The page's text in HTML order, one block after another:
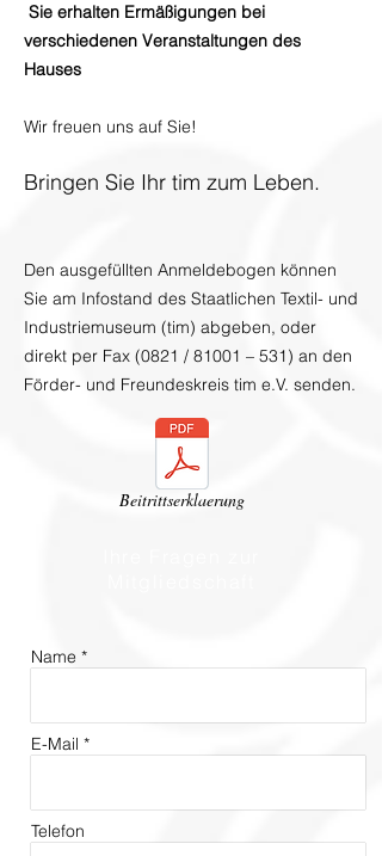
Sie erhalten Ermäßigungen bei
verschiedenen Veranstaltungen des
Hauses
Wir freuen uns auf Sie!
Bringen Sie Ihr tim zum Leben.
Den ausgefüllten Anmeldebogen können
Sie am Infostand des Staatlichen Textil- und
Industriemuseum (tim) abgeben, oder
direkt per Fax (0821 / 81001 – 531) an den
Förder- und Freundeskreis tim e.V. senden.
Beitrittserklaerung
Name *
E-Mail *
Telefon